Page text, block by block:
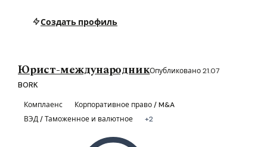
Создать профиль
Юрист-международникОпубликовано 21.07
BORK
Комплаенс
Корпоративное право / M&A
ВЭД / Таможенное и валютное
+2